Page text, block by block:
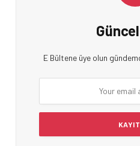
E Bültene üye olun